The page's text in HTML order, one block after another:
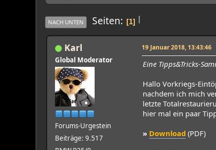
|
NACH UNTEN Seiten 1
Karl
Global Moderator
Forums-Urgestein
Beiträge: 9.517
19 Januar 2018, 13:43:46
Eine Tipps&Tricks-
Hallo Vorkriegs-
nachdem ich mich
letzte
hier mal ein paar
» Download (PDF)